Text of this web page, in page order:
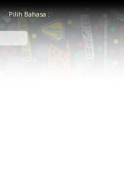
Pilih Bahasa :